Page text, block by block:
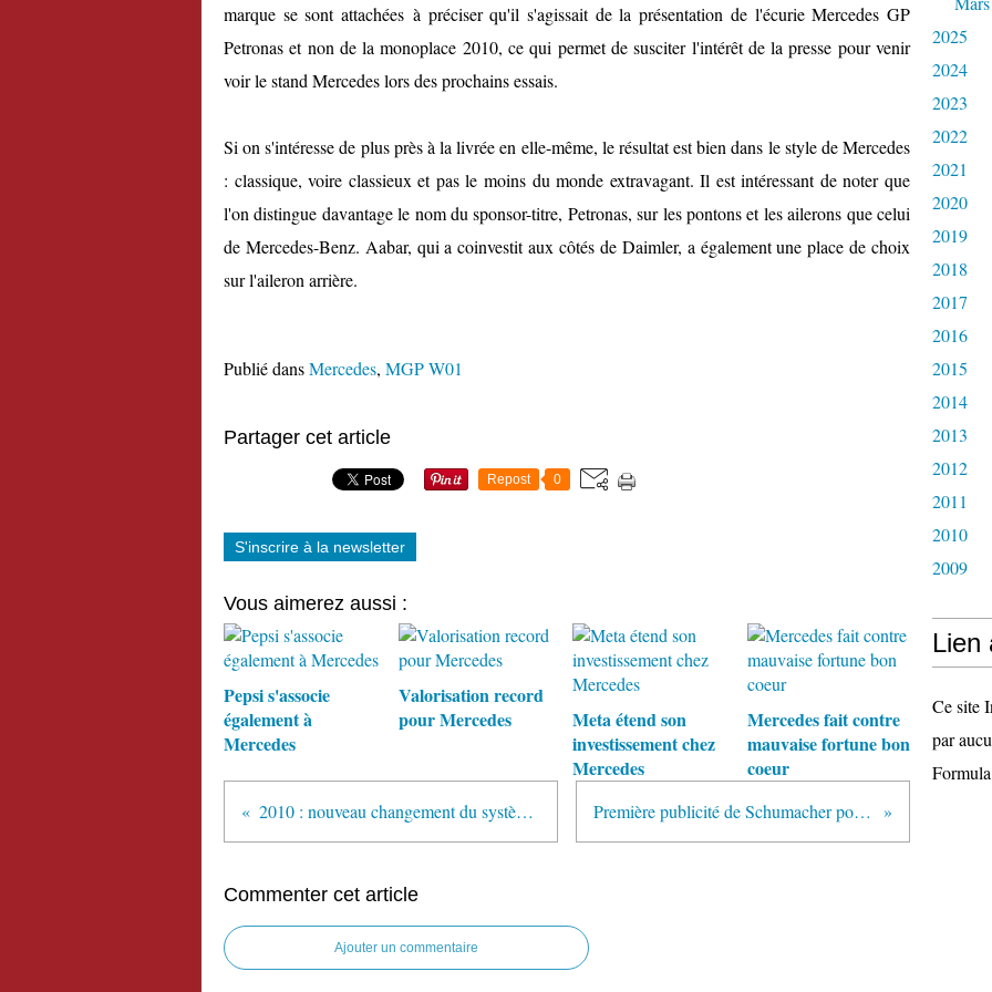
marque se sont attachées à préciser qu'il s'agissait de la présentation de l'écurie Mercedes GP
Petronas et non de la monoplace 2010, ce qui permet de susciter l'intérêt de la presse pour venir
voir le stand Mercedes lors des prochains essais.
Si on s'intéresse de plus près à la livrée en elle-même, le résultat est bien dans le style de Mercedes
: classique, voire classieux et pas le moins du monde extravagant. Il est intéressant de noter que
l'on distingue davantage le nom du sponsor-titre, Petronas, sur les pontons et les ailerons que celui
de Mercedes-Benz. Aabar, qui a coinvestit aux côtés de Daimler, a également une place de choix
sur l'aileron arrière.
Publié dansMercedes, MGP W01
Partager cet article
Repost 0
S'inscrire à la newsletter
Vous aimerez aussi :
Pepsi s'associe
également à
Mercedes
Valorisation record
pour Mercedes
Meta étend son
investissement chez
Mercedes
Mercedes fait contre
mauvaise fortune bon
coeur
2010 : nouveau changement du système de points Première publicité de Schumacher pour Mercedes
Commenter cet article
Ajouter un commentaire
2025
2024
2023
2022
2021
2020
2019
2018
2017
2016
2015
2014
2013
2012
2011
2010
2009
Lien
Ce site
par